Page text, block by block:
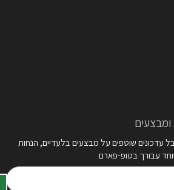
עדכונים שוטפים על מבצעים בלעדיים, הנחות
עבורך בטופ-פארם